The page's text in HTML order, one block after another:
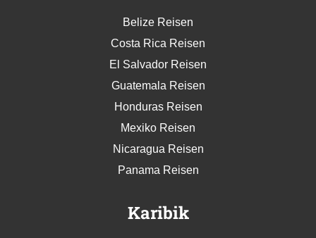
Belize Reisen
Costa Rica Reisen
El Salvador Reisen
Guatemala Reisen
Honduras Reisen
Mexiko Reisen
Nicaragua Reisen
Panama Reisen
Karibik